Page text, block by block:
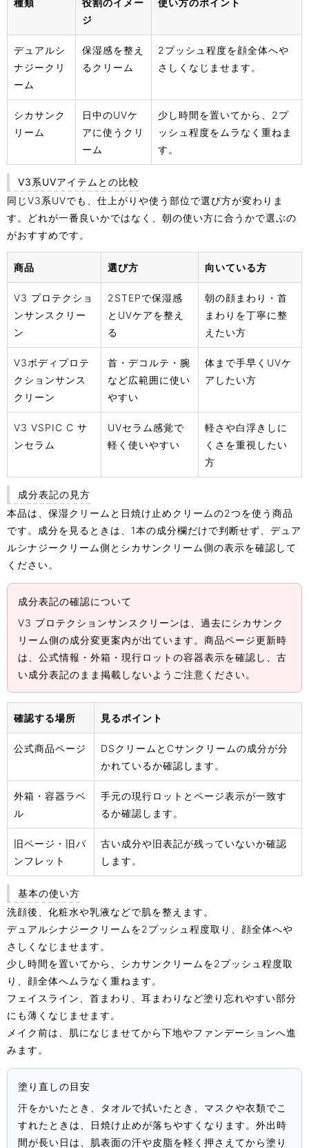
種類
役割のイメー
ジ
使い方のポイント
デュアルシ
ナジークリ
ーム
保湿感を整え
るクリーム
2プッシュ程度を顔全体へや
さしくなじませます。
シカサンク
リーム
日中のUVケ
アに使うクリ
ーム
少し時間を置いてから、2プ
ッシュ程度をムラなく重ねま
す。
V3系UVアイテムとの比較
同じV3系UVでも、仕上がりや使う部位で選び方が変わりま
す。どれが一番良いかではなく、朝の使い方に合うかで選ぶの
がおすすめです。
商品 選び方 向いている方
V3 プロテクショ
ンサンスクリー
ン
2STEPで保湿感
とUVケアを整え
る
朝の顔まわり・首
まわりを丁寧に整
えたい方
V3ボディプロテ
クションサンス
クリーン
首・デコルテ・腕
など広範囲に使い
やすい
体まで手早くUVケ
アしたい方
V3 VSPIC C サ
ンセラム
UVセラム感覚で
軽く使いやすい
軽さや白浮きしに
くさを重視したい
方
成分表記の見方
本品は、保湿クリームと日焼け止めクリームの2つを使う商品
です。成分を見るときは、1本の成分欄だけで判断せず、デュア
ルシナジークリーム側とシカサンクリーム側の表示を確認して
ください。
成分表記の確認について
V3 プロテクションサンスクリーンは、過去にシカサンク
リーム側の成分変更案内が出ています。商品ページ更新時
は、公式情報・外箱・現行ロットの容器表示を確認し、古
い成分表記のまま掲載しないようご注意ください。
確認する場所 見るポイント
公式商品ページ
DSクリームとCサンクリームの成分が分
かれているか確認します。
外箱・容器ラベ
ル
手元の現行ロットとページ表示が一致す
るか確認します。
旧ページ・旧パ
ンフレット
古い成分や旧表記が残っていないか確認
します。
基本の使い方
洗顔後、化粧水や乳液などで肌を整えます。
デュアルシナジークリームを2プッシュ程度取り、顔全体へや
さしくなじませます。
少し時間を置いてから、シカサンクリームを2プッシュ程度取
り、顔全体へムラなく重ねます。
フェイスライン、首まわり、耳まわりなど塗り忘れやすい部分
にも薄くなじませます。
メイク前は、肌になじませてから下地やファンデーションへ進
みます。
塗り直しの目安
汗をかいたとき、タオルで拭いたとき、マスクや衣類でこ
すれたときは、日焼け止めが落ちやすくなります。外出時
間が長い日は、肌表面の汗や皮脂を軽く押さえてから塗り